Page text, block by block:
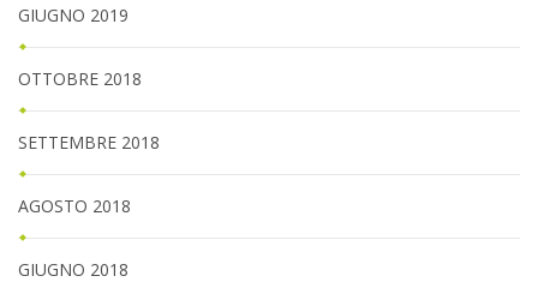
GIUGNO 2019
OTTOBRE 2018
SETTEMBRE 2018
AGOSTO 2018
GIUGNO 2018